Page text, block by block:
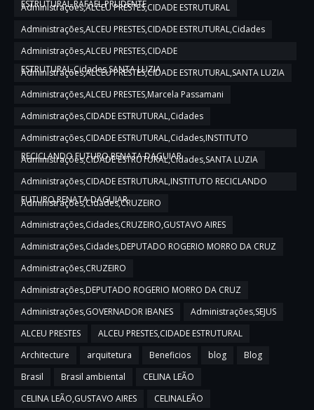
ESTRUTURAL,RAFAEL PRUDENTE
Administrações,ALCEU PRESTES,CIDADE ESTRUTURAL
Administrações,ALCEU PRESTES,CIDADE ESTRUTURAL,Cidades
Administrações,ALCEU PRESTES,CIDADE
ESTRUTURAL,Cidades,SANTA LUZIA
Administrações,ALCEU PRESTES,CIDADE ESTRUTURAL,SANTA LUZIA
Administrações,ALCEU PRESTES,Marcela Passamani
Administrações,CIDADE ESTRUTURAL,Cidades
Administrações,CIDADE ESTRUTURAL,Cidades,INSTITUTO
RECICLANDO FUTURO,RENATA DAGUIAR
Administrações,CIDADE ESTRUTURAL,Cidades,SANTA LUZIA
Administrações,CIDADE ESTRUTURAL,INSTITUTO RECICLANDO
FUTURO,RENATA DAGUIAR
Administrações,Cidades,CRUZEIRO
Administrações,Cidades,CRUZEIRO,GUSTAVO AIRES
Administrações,Cidades,DEPUTADO ROGERIO MORRO DA CRUZ
Administrações,CRUZEIRO
Administrações,DEPUTADO ROGERIO MORRO DA CRUZ
Administrações,GOVERNADOR IBANES
Administrações,SEJUS
ALCEU PRESTES
ALCEU PRESTES,CIDADE ESTRUTURAL
Architecture
arquitetura Beneficios blog
Blog
Brasil
Brasil ambiental
CELINA LEÃO
CELINA LEÃO,GUSTAVO AIRES
CELINALEÃO